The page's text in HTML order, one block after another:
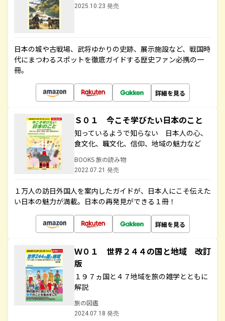
2025.10.23 発売
日本の城や古戦場、武将ゆかりの史跡、展示施設など、戦国時
代にまつわるスポットを徹底ガイドする歴史ファン必携の一
冊。
詳細を見る
Ｓ０１ 今こそ学びたい日本のこと
知っているようで知らない 日本人の心、
食文化、職文化、信仰、地域の魅力など
BOOKS 旅の読み物
2022.07.21 発売
１万人の訪日外国人を案内したガイドが、日本人にこそ伝えた
い日本の魅力が満載。日本の再発見ができる１冊！
詳細を見る
Ｗ０１ 世界２４４の国と地域 改訂
版
１９７ヵ国と４７地域を旅の雑学とともに
解説
旅の図鑑
2024.07.18 発売